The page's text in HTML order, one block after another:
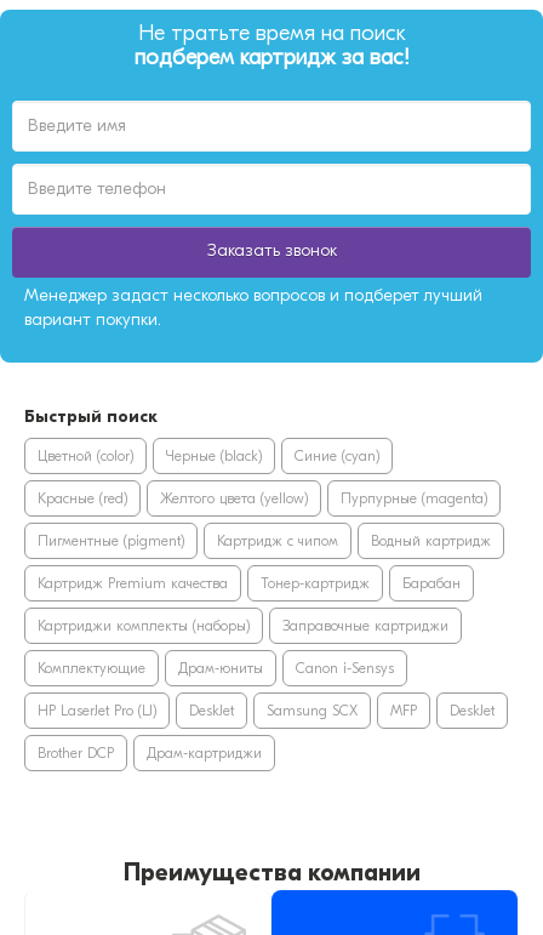
Не тратьте время на поиск
подберем картридж за вас!
Заказать звонок
Менеджер задаст несколько вопросов и подберет лучший
вариант покупки.
Быстрый поиск
Цветной (color) Черные (black) Синие (cyan)
Красные (red) Желтого цвета (yellow) Пурпурные (magenta)
Пигментные (pigment) Картридж с чипом Водный картридж
Картридж Premium качества Тонер-картридж Барабан
Картриджи комплекты (наборы) Заправочные картриджи
Комплектующие Драм-юниты Canon i-Sensys
HP LaserJet Pro (LJ) DeskJet Samsung SCX MFP DeskJet
Brother DCP Драм-картриджи
Преимущества компании